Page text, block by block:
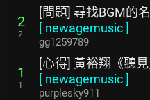
2
2
[問題] 尋找BGM的
[ newagemusic]
gg1259789
1
1
[心得] 黃裕翔《聽
[ newagemusic]
purplesky911